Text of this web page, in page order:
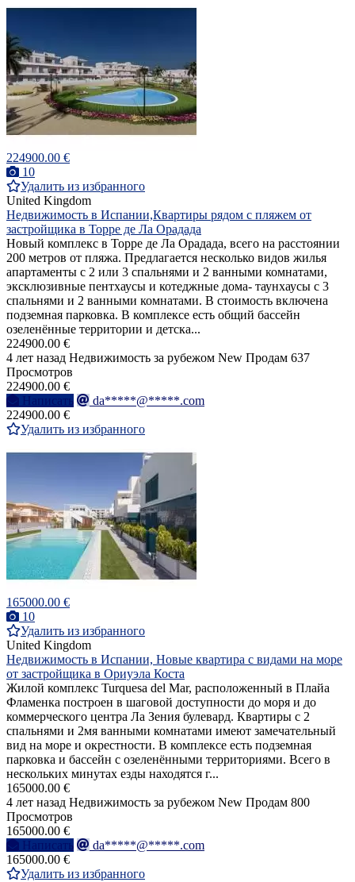
224900.00 €
10
Удалить из избранного
United Kingdom
Недвижимость в Испании,Квартиры рядом с пляжем от
застройщика в Торре де Ла Орадада
Новый комплекс в Торре де Ла Орадада, всего на расстоянии
200 метров от пляжа. Предлагается несколько видов жилья
апартаменты с 2 или 3 спальнями и 2 ванными комнатами,
эксклюзивные пентхаусы и котеджные дома- таунхаусы с 3
спальнями и 2 ванными комнатами. В стоимость включена
подземная парковка. В комплексе есть общий бассейн
озеленённые территории и детска...
224900.00 €
4 лет назад Недвижимость за рубежом New Продам 637
Просмотров
224900.00 €
Написать
da*****@*****.com
224900.00 €
Удалить из избранного
165000.00 €
10
Удалить из избранного
United Kingdom
Недвижимость в Испании, Новые квартира с видами на море
от застройщика в Ориуэла Коста
Жилой комплекс Turquesa del Mar, расположенный в Плайа
Фламенка построен в шаговой доступности до моря и до
коммерческого центра Ла Зения булевард. Квартиры с 2
спальнями и 2мя ванными комнатами имеют замечательный
вид на море и окрестности. В комплексе есть подземная
парковка и бассейн с озеленёнными территориями. Всего в
нескольких минутах езды находятся г...
165000.00 €
4 лет назад Недвижимость за рубежом New Продам 800
Просмотров
165000.00 €
Написать
da*****@*****.com
165000.00 €
Удалить из избранного